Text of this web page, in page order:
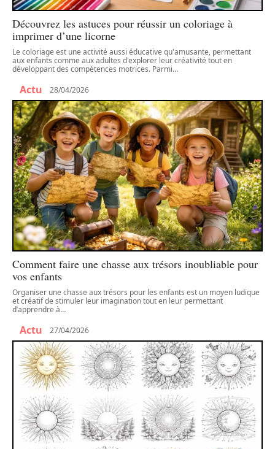
Découvrez les astuces pour réussir un coloriage à
imprimer d’une licorne
Le coloriage est une activité aussi éducative qu'amusante, permettant
aux enfants comme aux adultes d'explorer leur créativité tout en
développant des compétences motrices. Parmi…
Actu 28/04/2026
Comment faire une chasse aux trésors inoubliable pour
vos enfants
Organiser une chasse aux trésors pour les enfants est un moyen ludique
et créatif de stimuler leur imagination tout en leur permettant
d’apprendre à…
Actu 27/04/2026